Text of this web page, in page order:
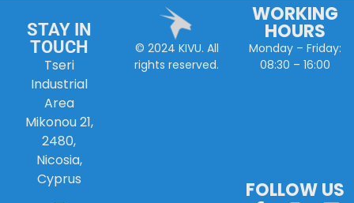
STAY IN
TOUCH
Tseri
Industrial
Area
Mikonou 21,
2480,
Nicosia,
Cyprus
© 2024 KIVU. All
rights reserved.
WORKING
HOURS
Monday – Friday:
08:30 – 16:00
FOLLOW US